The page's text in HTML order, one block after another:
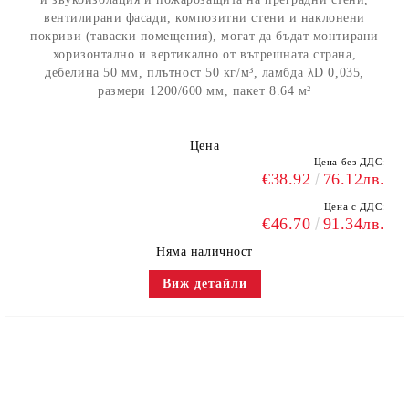
вентилирани фасади, композитни стени и наклонени
покриви (таваски помещения), могат да бъдат монтирани
хоризонтално и вертикално от вътрешната страна,
дебелина 50 мм, плътност 50 кг/м³, ламбда λD 0,035,
размери 1200/600 мм, пакет 8.64 м²
Цена
Цена без ДДС:
€38.92 76.12лв.
Цена с ДДС:
€46.70 91.34лв.
Няма наличност
Виж детайли